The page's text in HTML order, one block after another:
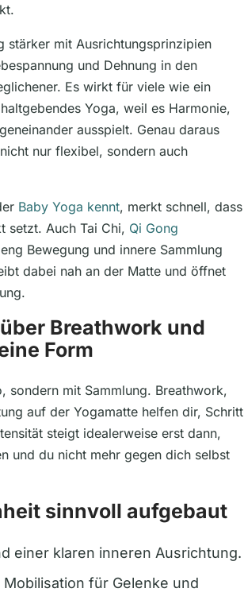
stärker mit Ausrichtungsprinzipien
und Dehnung in den
Es wirkt für viele wie ein
Yoga, weil es Harmonie,
ausspielt. Genau daraus
nur flexibel, sondern auch
Baby Yoga kennt, merkt schnell, dass
setzt. Auch Tai Chi, Qi Gong
Bewegung und innere Sammlung
dabei nah an der Matte und öffnet
Breathwork und
Form
sondern mit Sammlung. Breathwork,
auf der Yogamatte helfen dir, Schritt
steigt idealerweise erst dann,
und du nicht mehr gegen dich selbst
sinnvoll aufgebaut
einer klaren inneren Ausrichtung.
für Gelenke und